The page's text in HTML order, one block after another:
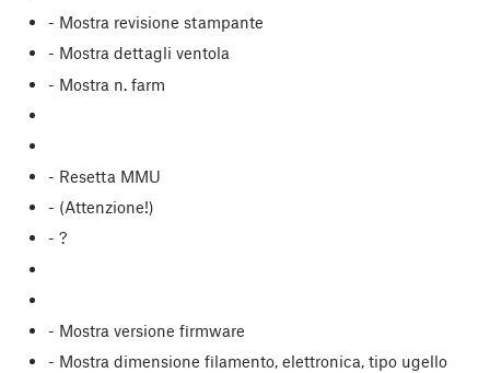
- Mostra revisione stampante
- Mostra dettagli ventola
- Mostra n. farm
- Resetta MMU
- (Attenzione!)
- ?
- Mostra versione firmware
- Mostra dimensione filamento, elettronica, tipo ugello